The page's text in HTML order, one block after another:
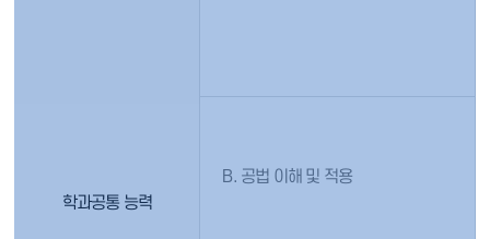
학과공통 능력
B. 공법 이해 및 적용